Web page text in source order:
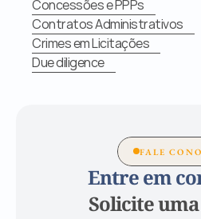
Concessões e PPPs
Contratos Administrativos
Crimes em Licitações
Due diligence
FALE
Entre em
Solicite